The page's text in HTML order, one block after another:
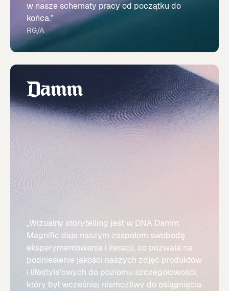
w nasze schematy pracy od początku do
końca.”
RG/A
„Wizualny storytelling jest w DNA Damm.
Magnific daje naszym zespołom swobodę
eksperymentowania i iteracji, co pozwala na
podniesienie jakości naszych zdjęć produktów
i lifestyle'owych do poziomu szczegółowości,
który był wcześniej niemożliwy do osiągnięcia